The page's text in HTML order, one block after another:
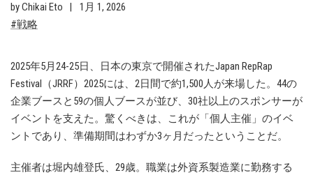
by Chikai Eto
1月 1, 2026
戦略
2025年5月24-25日、日本の東京で開催されたJapan RepRap
Festival（JRRF）2025には、2日間で約1,500人が来場した。44の
企業ブースと59の個人ブースが並び、30社以上のスポンサーが
イベントを支えた。驚くべきは、これが「個人主催」のイベ
ントであり、準備期間はわずか3ヶ月だったということだ。
主催者は堀内雄登氏、29歳。職業は外資系製造業に勤務する